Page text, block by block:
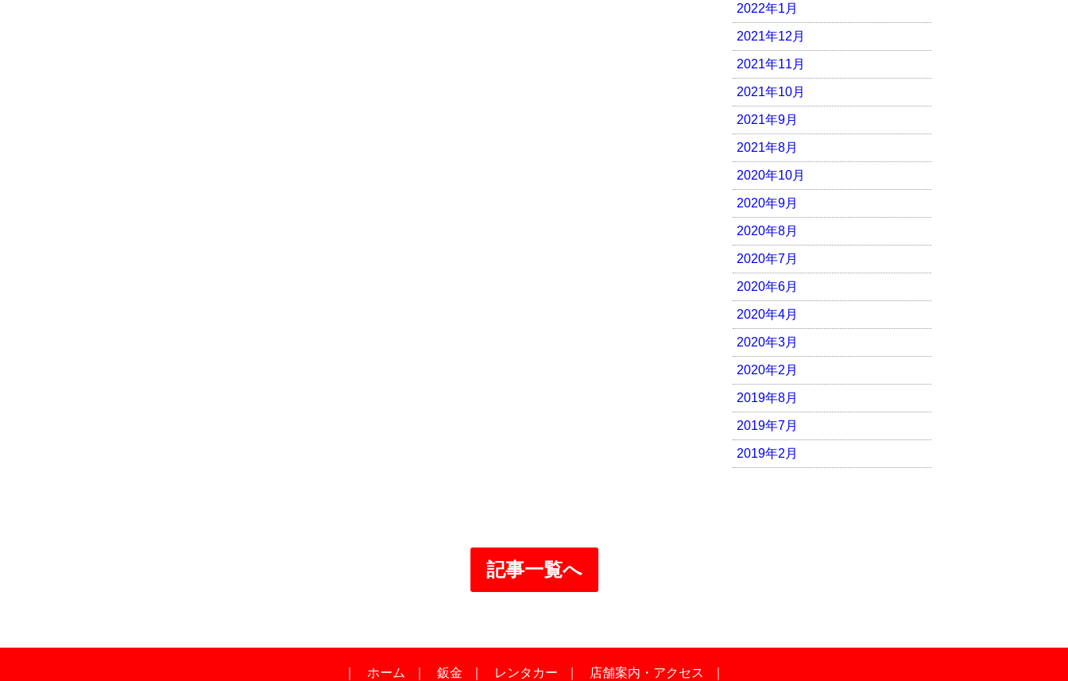
2022年1月
2021年12月
2021年11月
2021年10月
2021年9月
2021年8月
2020年10月
2020年9月
2020年8月
2020年7月
2020年6月
2020年4月
2020年3月
2020年2月
2019年8月
2019年7月
2019年2月
記事一覧へ
ホーム 鈑金 レンタカー 店舗案内・アクセス